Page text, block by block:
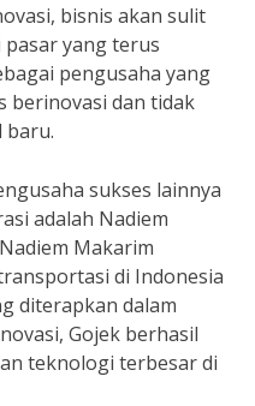
bisnis akan sulit
yang terus
pengusaha yang
berinovasi dan tidak
baru.
sukses lainnya
adalah Nadiem
Makarim
di Indonesia
diterapkan dalam
Gojek berhasil
teknologi terbesar di